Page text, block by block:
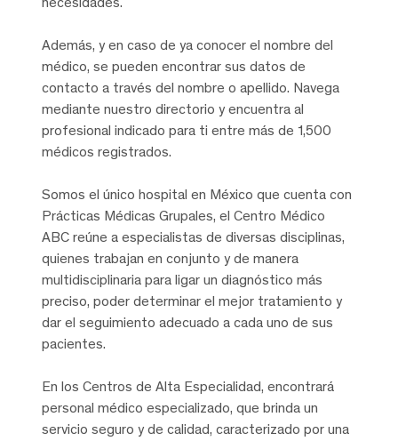
Además, y en caso de ya conocer el nombre del
médico, se pueden encontrar sus datos de
contacto a través del nombre o apellido. Navega
mediante nuestro directorio y encuentra al
profesional indicado para ti entre más de 1,500
médicos registrados.
Somos el único hospital en México que cuenta con
Prácticas Médicas Grupales, el Centro Médico
ABC reúne a especialistas de diversas disciplinas,
quienes trabajan en conjunto y de manera
multidisciplinaria para ligar un diagnóstico más
preciso, poder determinar el mejor tratamiento y
dar el seguimiento adecuado a cada uno de sus
pacientes.
En los Centros de Alta Especialidad, encontrará
personal médico especializado, que brinda un
servicio seguro y de calidad, caracterizado por una